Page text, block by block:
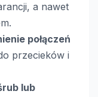
a nawet
połączeń
przecieków i
lub